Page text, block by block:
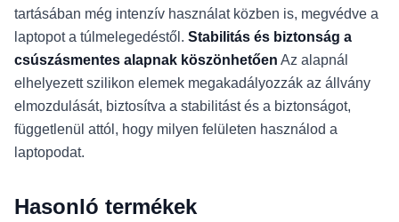
tartásában még intenzív használat közben is, megvédve a
laptopot a túlmelegedéstől. Stabilitás és biztonság a
csúszásmentes alapnak köszönhetően Az alapnál
elhelyezett szilikon elemek megakadályozzák az állvány
elmozdulását, biztosítva a stabilitást és a biztonságot,
függetlenül attól, hogy milyen felületen használod a
laptopodat.
Hasonló termékek